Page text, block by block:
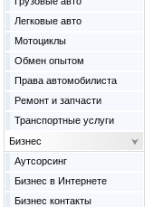
Легковые авто
Мотоциклы
Обмен опытом
Права автомобилиста
Ремонт и запчасти
Транспортные услуги
Бизнес
Аутсорсинг
Бизнес в Интернете
Бизнес контакты